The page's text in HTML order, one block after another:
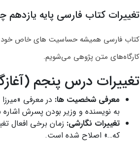
تغییرات کتاب فارسی پایه یازدهم چاپ
کتاب فارسی همیشه حساسیت‌ های خاص خود را
کارگاه‌های متن‌ پژوهی می‌شویم.
تغییرات درس پنجم
معرفی شخصیت‌ ها: در معرفی
به نویسنده و وزیر بودن پسرش
تغییرات نگارشی: زمان برخی افعال
که…» اصلاح شده است.